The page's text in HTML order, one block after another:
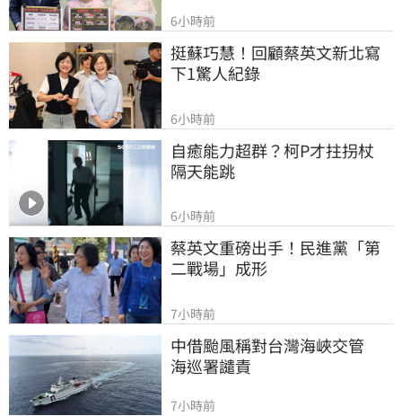
6小時前
挺蘇巧慧！回顧蔡英文新北寫
下1驚人紀錄
6小時前
自癒能力超群？柯P才拄拐杖
隔天能跳
6小時前
蔡英文重磅出手！民進黨「第
二戰場」成形
7小時前
中借颱風稱對台灣海峽交管
海巡署譴責
7小時前